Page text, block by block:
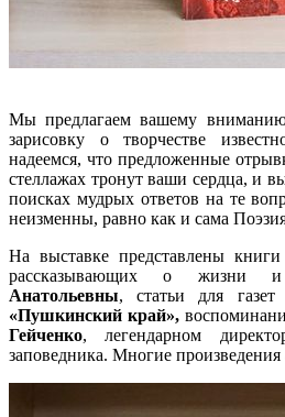
Мы предлагаем вашему
зарисовку о творчестве
надеемся, что предложенные
стеллажах тронут ваши сердца, и
поисках мудрых ответов на те
неизменны, равно как и сама
На выставке представлены
рассказывающих о жизни
Анатольевны, статьи для газет
«Пушкинский край»,
Гейченко, легендарном
заповедника. Многие